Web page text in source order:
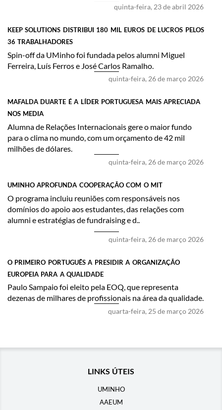
quinta-feira, 23 de abril 2026
KEEP SOLUTIONS DISTRIBUI 180 MIL EUROS DE LUCROS PELOS
36 TRABALHADORES
​Spin-off da UMinho foi fundada pelos alumni Miguel
Ferreira, Luís Ferros e José Carlos Ramalho.
quinta-feira, 26 de março 2026
MAFALDA DUARTE É A LÍDER PORTUGUESA MAIS APRECIADA
NOS MEDIA
Alumna de Relações Internacionais gere o maior fundo
para o clima no mundo, com um orçamento de 42 mil
milhões de dólares.
quinta-feira, 26 de março 2026
UMINHO APROFUNDA COOPERAÇÃO COM O MIT
​O programa incluiu reuniões com responsáveis nos
domínios do apoio aos estudantes, das relações com
alumni e estratégias de fundraising e d..
quinta-feira, 26 de março 2026
O PRIMEIRO PORTUGUÊS A PRESIDIR A ORGANIZAÇÃO
EUROPEIA PARA A QUALIDADE
Paulo Sampaio foi eleito pela EOQ, que representa
dezenas de milhares de profissionais na área da qualidade.
quarta-feira, 25 de março 2026
LINKS ÚTEIS
UMINHO
AAEUM